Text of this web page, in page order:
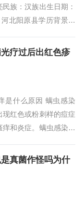
族：汉族出生日期：
北阳原县学历背景：
组织会员：中国针灸
启亮，汉族，出生于
疗过后出红色疹
是什么原因 螨虫感染
现红色或粉刺样的痘症
和炎症。螨虫感染还
求医学专业意见： 如
查和症状评估来判断
真菌作怪吗为什